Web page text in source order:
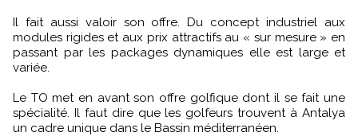
Il fait aussi valoir son offre. Du concept industriel aux
modules rigides et aux prix attractifs au « sur mesure » en
passant par les packages dynamiques elle est large et
variée.
Le TO met en avant son offre golfique dont il se fait une
spécialité. Il faut dire que les golfeurs trouvent à Antalya
un cadre unique dans le Bassin méditerranéen.